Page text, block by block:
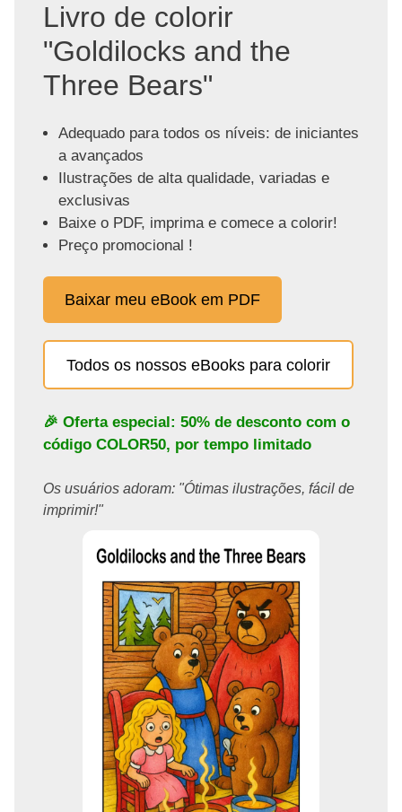
Livro de colorir
"Goldilocks and the
Three Bears"
Adequado para todos os níveis: de iniciantes
a avançados
Ilustrações de alta qualidade, variadas e
exclusivas
Baixe o PDF, imprima e comece a colorir!
Preço promocional !
Baixar meu eBook em PDF
Todos os nossos eBooks para colorir
🎉 Oferta especial: 50% de desconto com o
código COLOR50, por tempo limitado
Os usuários adoram: "Ótimas ilustrações, fácil de
imprimir!"